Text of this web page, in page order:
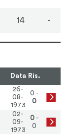
14 -
Data Ris.
26-
08-
1973
0 -
0
02-
09-
1973
0-
0